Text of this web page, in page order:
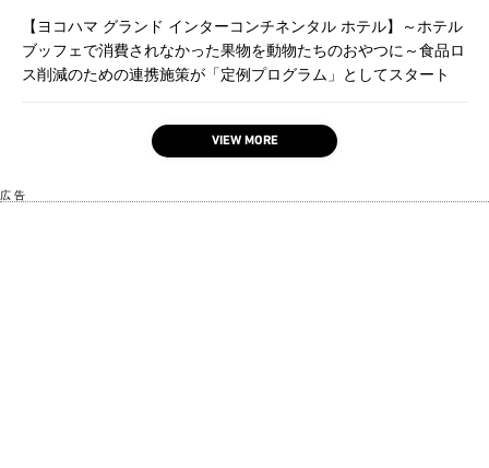
【ヨコハマ グランド インターコンチネンタル ホテル】～ホテル
ブッフェで消費されなかった果物を動物たちのおやつに～食品ロ
ス削減のための連携施策が「定例プログラム」としてスタート
VIEW MORE
広 告